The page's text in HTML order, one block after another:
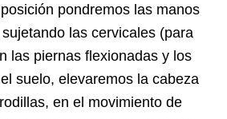
pondremos las manos
las cervicales (para
las piernas flexionadas y los
suelo, elevaremos la cabeza
en el movimiento de